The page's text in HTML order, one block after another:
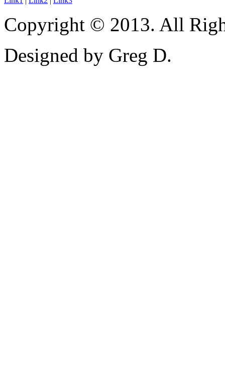
Copyright © 2013. All
Designed by Greg D.